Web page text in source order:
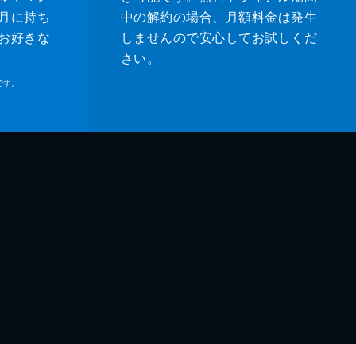
に持ち
好きな
。
中の解約の場合、月額料金は発生
しませんので安心してお試しくだ
さい。